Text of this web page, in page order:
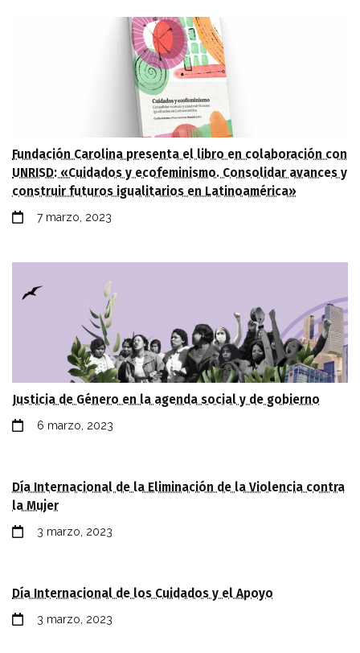
Fundación Carolina presenta el libro en colaboración con
UNRISD: «Cuidados y ecofeminismo. Consolidar avances y
construir futuros igualitarios en Latinoamérica»
7 marzo, 2023
Justicia de Género en la agenda social y de gobierno
6 marzo, 2023
Día Internacional de la Eliminación de la Violencia contra
la Mujer
3 marzo, 2023
Día Internacional de los Cuidados y el Apoyo
3 marzo, 2023